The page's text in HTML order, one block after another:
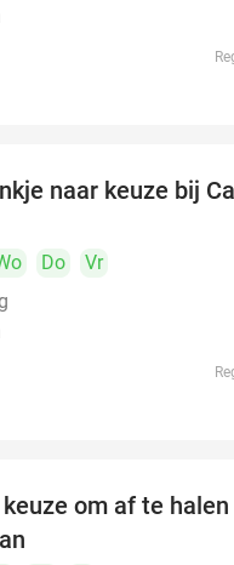
naar keuze bij
Do
Vr
om af te halen